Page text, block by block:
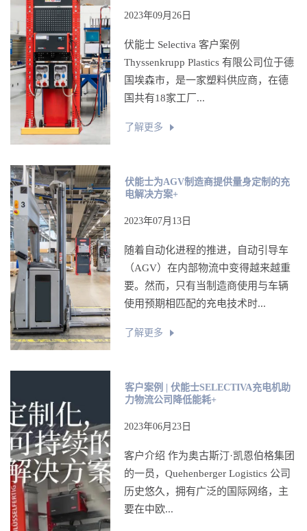
2023年09月26日
伏能士 Selectiva 客户案例
Thyssenkrupp Plastics 有限公司位于德
国埃森市，是一家塑料供应商，在德
国共有18家工厂...
了解更多
伏能士为AGV制造商提供量身定制的充
电解决方案+
2023年07月13日
随着自动化进程的推进，自动引导车
（AGV）在内部物流中变得越来越重
要。然而，只有当制造商使用与车辆
使用预期相匹配的充电技术时...
了解更多
客户案例 | 伏能士SELECTIVA充电机助
力物流公司降低能耗+
2023年06月23日
客户介绍 作为奥古斯汀·凯恩伯格集团
的一员，Quehenberger Logistics 公司
历史悠久，拥有广泛的国际网络，主
要在中欧...